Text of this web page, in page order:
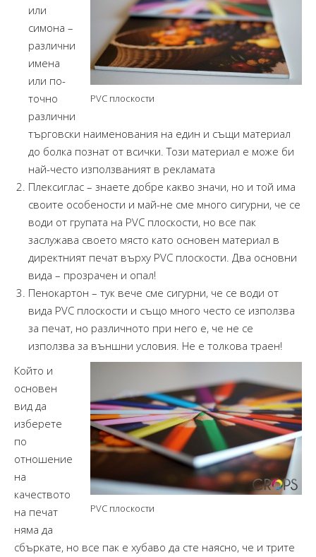
PVC плоскости
или
симона –
различни
имена
или по-
точно
различни
търговски наименования на един и същи материал
до болка познат от всички. Този материал е може би
най-често използваният в рекламата
Плексиглас – знаете добре какво значи, но и той има
своите особености и май-не сме много сигурни, че се
води от групата на PVC плоскости, но все пак
заслужава своето място като основен материал в
директният печат върху PVC плоскости. Два основни
вида – прозрачен и опал!
Пенокартон – тук вече сме сигурни, че се води от
вида PVC плоскости и също много често се използва
за печат, но различното при него е, че не се
използва за външни условия. Не е толкова траен!
PVC плоскости
Който и
основен
вид да
изберете
по
отношение
на
качеството
на печат
няма да
сбъркате, но все пак е хубаво да сте наясно, че и трите